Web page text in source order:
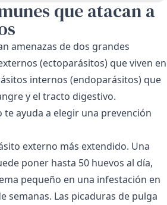
que atacan a
amenazas de dos grandes
(ectoparásitos) que viven en
internos (endoparásitos) que
y el tracto digestivo.
ayuda a elegir una prevención
externo más extendido. Una
poner hasta 50 huevos al día,
pequeño en una infestación en
semanas. Las picaduras de pulga